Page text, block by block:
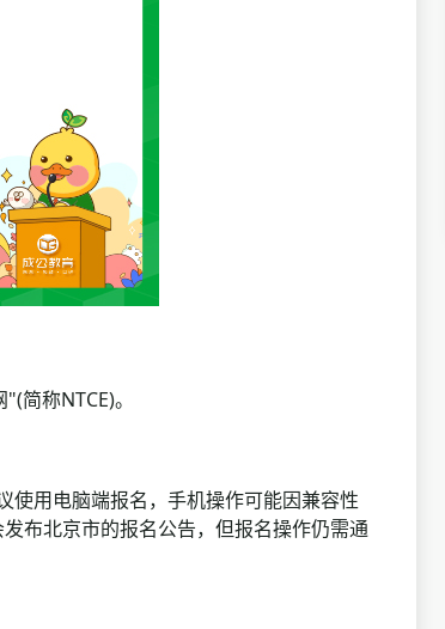
称NTCE)。
用电脑端报名，手机操作可能因兼容性
布北京市的报名公告，但报名操作仍需通